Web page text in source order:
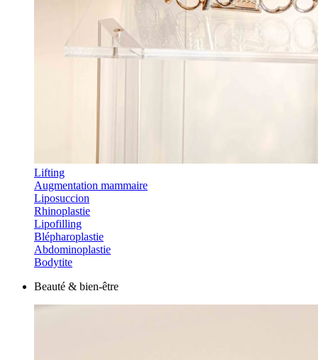
Lifting
Augmentation mammaire
Liposuccion
Rhinoplastie
Lipofilling
Blépharoplastie
Abdominoplastie
Bodytite
Beauté & bien-être